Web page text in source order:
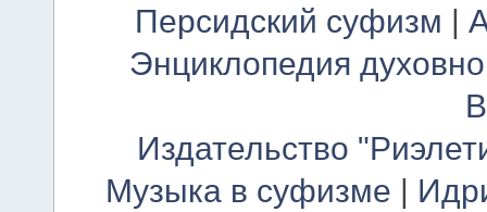
Персидский суфизм |
Энциклопедия
Издательство
Музыка в суфизме |